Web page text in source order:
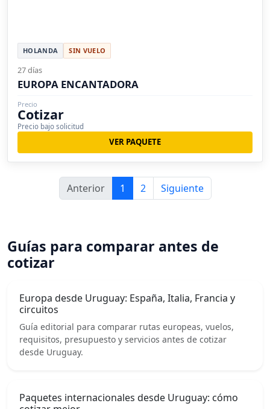
HOLANDA SIN VUELO
27 días
EUROPA ENCANTADORA
Precio
Cotizar
Precio bajo solicitud
VER PAQUETE
Anterior 1 2 Siguiente
Guías para comparar antes de
cotizar
Europa desde Uruguay: España, Italia, Francia y
circuitos
Guía editorial para comparar rutas europeas, vuelos,
requisitos, presupuesto y servicios antes de cotizar
desde Uruguay.
Paquetes internacionales desde Uruguay: cómo